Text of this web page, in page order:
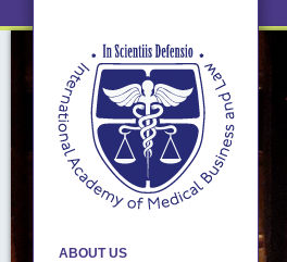
ABOUT US